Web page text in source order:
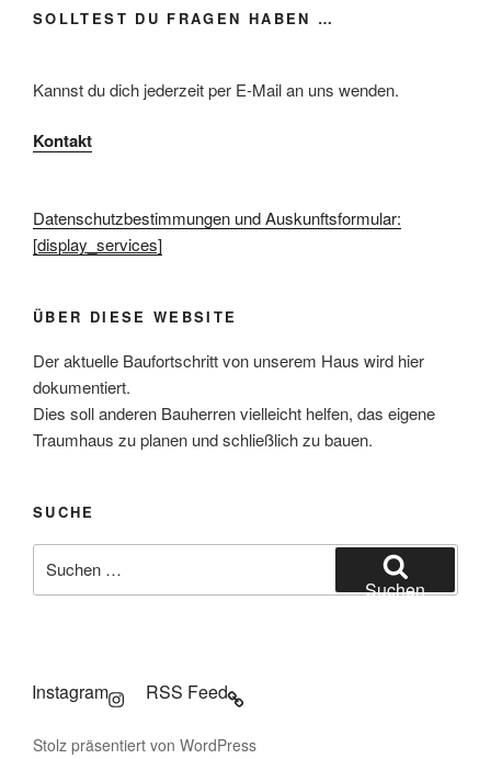
SOLLTEST DU FRAGEN HABEN …
Kannst du dich jederzeit per E-Mail an uns wenden.
Kontakt
Datenschutzbestimmungen und Auskunftsformular:
[display_services]
ÜBER DIESE WEBSITE
Der aktuelle Baufortschritt von unserem Haus wird hier
dokumentiert.
Dies soll anderen Bauherren vielleicht helfen, das eigene
Traumhaus zu planen und schließlich zu bauen.
SUCHE
nach:
Suchen
Instagram RSS Feed
Stolz präsentiert von WordPress